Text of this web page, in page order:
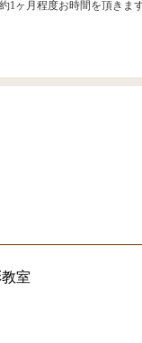
ヶ月程度お時間を頂きます
室